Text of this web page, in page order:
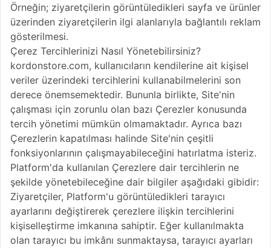
Örneğin; ziyaretçilerin görüntüledikleri sayfa ve ürünler
üzerinden ziyaretçilerin ilgi alanlarıyla bağlantılı reklam
gösterilmesi.
Çerez Tercihlerinizi Nasıl Yönetebilirsiniz?
kordonstore.com, kullanıcıların kendilerine ait kişisel
veriler üzerindeki tercihlerini kullanabilmelerini son
derece önemsemektedir. Bununla birlikte, Site'nin
çalışması için zorunlu olan bazı Çerezler konusunda
tercih yönetimi mümkün olmamaktadır. Ayrıca bazı
Çerezlerin kapatılması halinde Site'nin çeşitli
fonksiyonlarının çalışmayabileceğini hatırlatma isteriz.
Platform'da kullanılan Çerezlere dair tercihlerin ne
şekilde yönetebileceğine dair bilgiler aşağıdaki gibidir:
Ziyaretçiler, Platform'u görüntüledikleri tarayıcı
ayarlarını değiştirerek çerezlere ilişkin tercihlerini
kişiselleştirme imkanına sahiptir. Eğer kullanılmakta
olan tarayıcı bu imkânı sunmaktaysa, tarayıcı ayarları